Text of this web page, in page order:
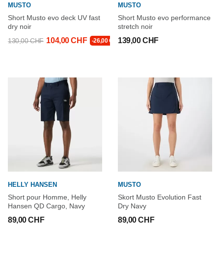
MUSTO
Short Musto evo deck UV fast
dry noir
130,00 CHF 104,00 CHF -26,00 CHF
MUSTO
Short Musto evo performance
stretch noir
139,00 CHF
HELLY HANSEN
Short pour Homme, Helly
Hansen QD Cargo, Navy
89,00 CHF
MUSTO
Skort Musto Evolution Fast
Dry Navy
89,00 CHF